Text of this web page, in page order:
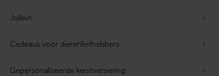
Jollein
Cadeaus voor dierenliefhebbers
Gepersonaliseerde kerstversiering